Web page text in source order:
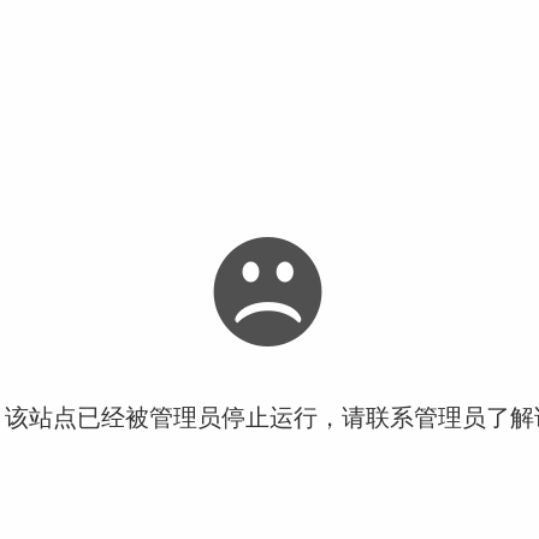
站点已经被管理员停止运行，请联系管理员了